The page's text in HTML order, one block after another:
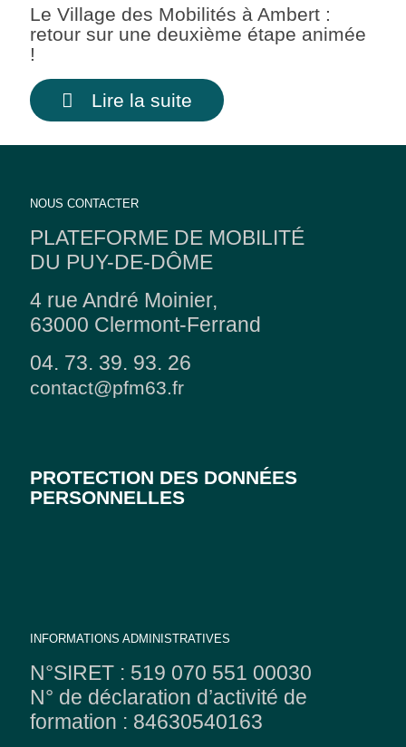
Le Village des Mobilités à Ambert :
retour sur une deuxième étape animée
!
Lire la suite
NOUS CONTACTER
PLATEFORME DE MOBILITÉ
DU PUY-DE-DÔME
4 rue André Moinier,
63000 Clermont-Ferrand
04. 73. 39. 93. 26
contact@pfm63.fr
PROTECTION DES DONNÉES
PERSONNELLES
INFORMATIONS ADMINISTRATIVES
N°SIRET : 519 070 551 00030
N° de déclaration d’activité de
formation : 84630540163